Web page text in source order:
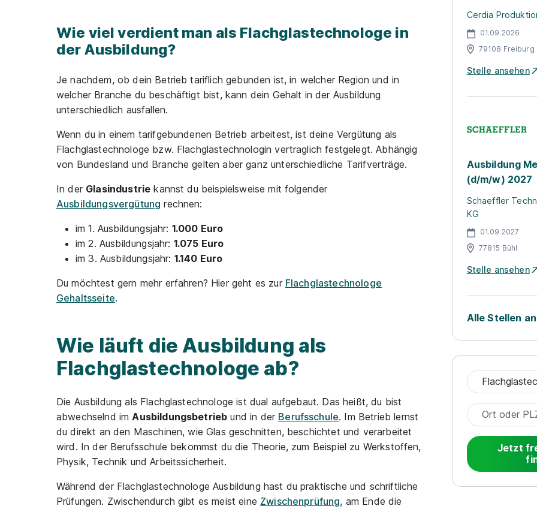
Wie viel verdient man als Flachglastechnologe in
der Ausbildung?
Je nachdem, ob dein Betrieb tariflich gebunden ist, in welcher Region und in
welcher Branche du beschäftigt bist, kann dein Gehalt in der Ausbildung
unterschiedlich ausfallen.
Wenn du in einem tarifgebundenen Betrieb arbeitest, ist deine Vergütung als
Flachglastechnologe bzw. Flachglastechnologin vertraglich festgelegt. Abhängig
von Bundesland und Branche gelten aber ganz unterschiedliche Tarifverträge.
In der Glasindustrie kannst du beispielsweise mit folgender
Ausbildungsvergütung rechnen:
im 1. Ausbildungsjahr: 1.000 Euro
im 2. Ausbildungsjahr: 1.075 Euro
im 3. Ausbildungsjahr: 1.140 Euro
Du möchtest gern mehr erfahren? Hier geht es zur Flachglastechnologe
Gehaltsseite.
Wie läuft die Ausbildung als
Flachglastechnologe ab?
Die Ausbildung als Flachglastechnologe ist dual aufgebaut. Das heißt, du bist
abwechselnd imAusbildungsbetrieb und in der Berufsschule. Im Betrieb lernst
du direkt an den Maschinen, wie Glas geschnitten, beschichtet und verarbeitet
wird. In der Berufsschule bekommst du die Theorie, zum Beispiel zu Werkstoffen,
Physik, Technik und Arbeitssicherheit.
Während der Flachglastechnologe Ausbildung hast du praktische und schriftliche
Prüfungen. Zwischendurch gibt es meist eine Zwischenprüfung, am Ende die
Cerdia
01.09.2026
79108 Freiburg
Stelle ansehen
Ausbildung
(d/m/w) 2027
Schaeffler
KG
01.09.2027
77815 Bühl
Stelle ansehen
Alle Stellen
Jetzt